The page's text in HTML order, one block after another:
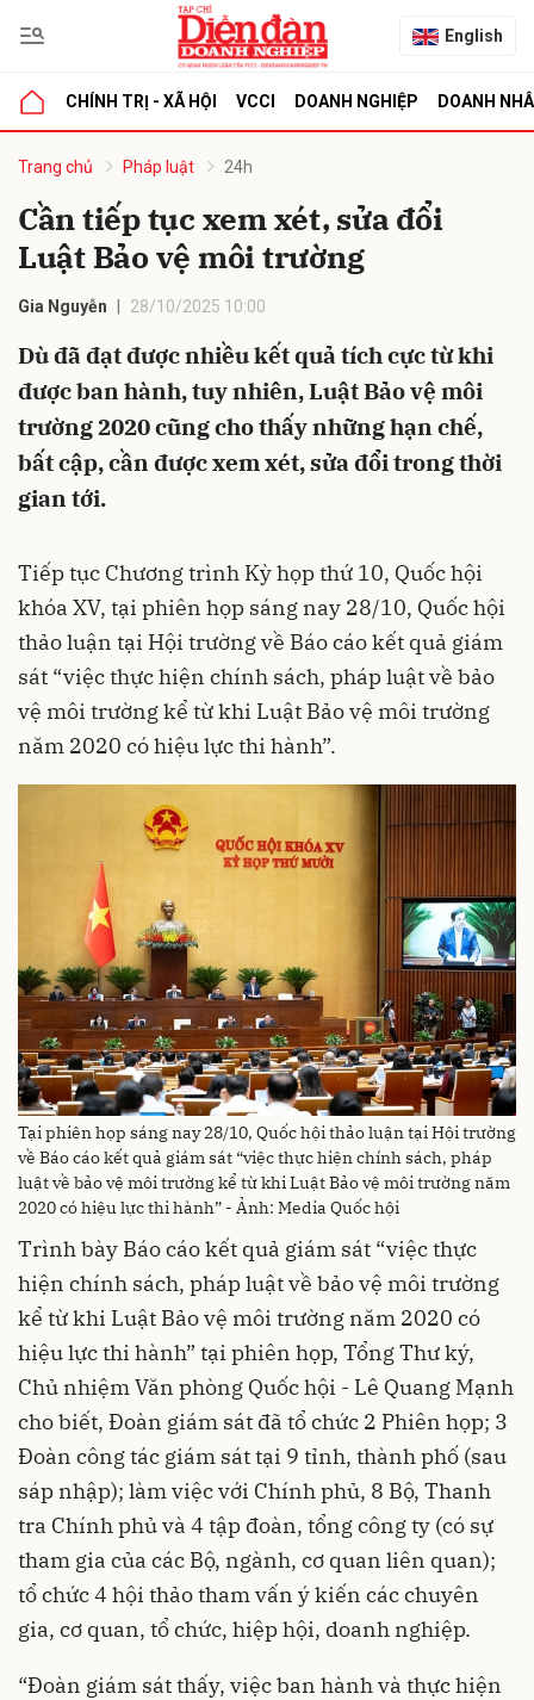
English
CHÍNH TRỊ - XÃ HỘI VCCI DOANH NGHIỆP DOANH
Trang chủ Pháp luật 24h
Cần tiếp tục xem xét, sửa đổi
Luật Bảo vệ môi trường
Gia Nguyễn 28/10/2025 10:00
Dù đã đạt được nhiều kết quả tích cực từ khi
được ban hành, tuy nhiên, Luật Bảo vệ môi
trường 2020 cũng cho thấy những hạn chế,
bất cập, cần được xem xét, sửa đổi trong thời
gian tới.
Tiếp tục Chương trình Kỳ họp thứ 10, Quốc hội
khóa XV, tại phiên họp sáng nay 28/10, Quốc hội
thảo luận tại Hội trường về Báo cáo kết quả giám
sát “việc thực hiện chính sách, pháp luật về bảo
vệ môi trường kể từ khi Luật Bảo vệ môi trường
năm 2020 có hiệu lực thi hành”.
Tại phiên họp sáng nay 28/10, Quốc hội thảo luận tại Hội trường
về Báo cáo kết quả giám sát “việc thực hiện chính sách, pháp
luật về bảo vệ môi trường kể từ khi Luật Bảo vệ môi trường năm
2020 có hiệu lực thi hành” - Ảnh: Media Quốc hội
Trình bày Báo cáo kết quả giám sát “việc thực
hiện chính sách, pháp luật về bảo vệ môi trường
kể từ khi Luật Bảo vệ môi trường năm 2020 có
hiệu lực thi hành” tại phiên họp, Tổng Thư ký,
Chủ nhiệm Văn phòng Quốc hội - Lê Quang Mạnh
cho biết, Đoàn giám sát đã tổ chức 2 Phiên họp; 3
Đoàn công tác giám sát tại 9 tỉnh, thành phố (sau
sáp nhập); làm việc với Chính phủ, 8 Bộ, Thanh
tra Chính phủ và 4 tập đoàn, tổng công ty (có sự
tham gia của các Bộ, ngành, cơ quan liên quan);
tổ chức 4 hội thảo tham vấn ý kiến các chuyên
gia, cơ quan, tổ chức, hiệp hội, doanh nghiệp.
“Đoàn giám sát thấy, việc ban hành và thực hiện
luận
Hủy